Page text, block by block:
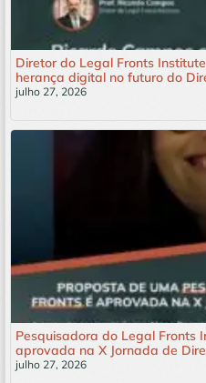
Diretor do Legal Fronts
herança digital no futuro do
julho 27, 2026
Pesquisadora do Legal Fronts
aprovada na X Jornada de
julho 27, 2026